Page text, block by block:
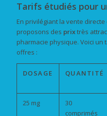
Tarifs étudiés pour
En privilégiant la vente
proposons des prixtrès
pharmacie physique. Voici
offres :
DOSAGE QUANTITÉ
25 mg
30
comprimés